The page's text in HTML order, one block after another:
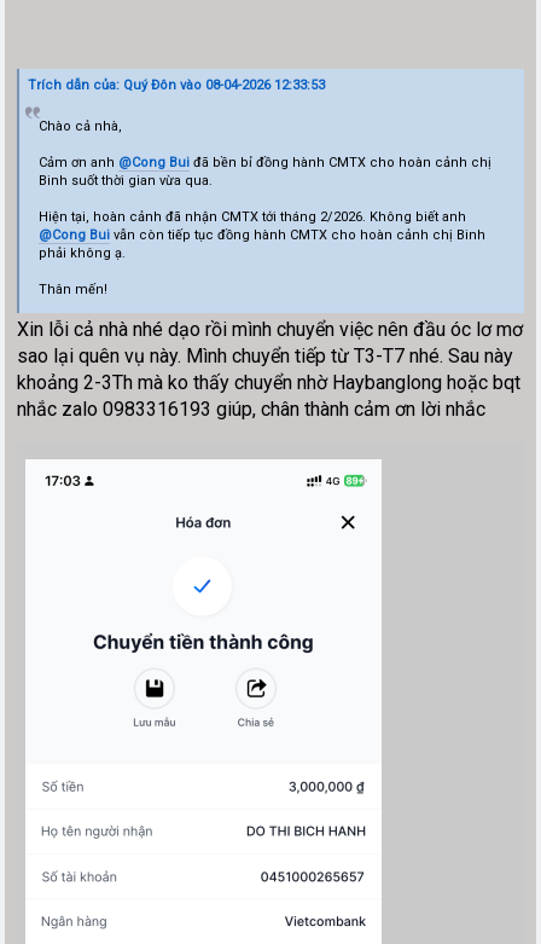
Trích dẫn của: Quý Đôn vào 08-04-2026 12:33:53
Chào cả nhà,
Cảm ơn anh @Cong Buiđã bền bỉ đồng hành CMTX cho hoàn cảnh chị
Binh suốt thời gian vừa qua.
Hiện tại, hoàn cảnh đã nhận CMTX tới tháng 2/2026. Không biết anh
@Cong Buivẫn còn tiếp tục đồng hành CMTX cho hoàn cảnh chị Binh
phải không ạ.
Thân mến!
Xin lỗi cả nhà nhé dạo rồi mình chuyển việc nên đầu óc lơ mơ
sao lại quên vụ này. Mình chuyển tiếp từ T3-T7 nhé. Sau này
khoảng 2-3Th mà ko thấy chuyển nhờ Haybanglong hoặc bqt
nhắc zalo 0983316193 giúp, chân thành cảm ơn lời nhắc